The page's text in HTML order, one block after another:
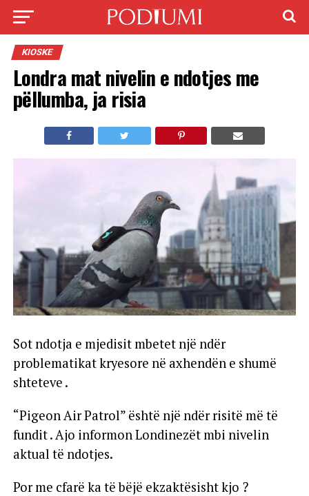
KIOSKE
Londra mat nivelin e ndotjes me
pëllumba, ja risia
Sot ndotja e mjedisit mbetet një ndër
problematikat kryesore në axhendën e shumë
shteteve .
“Pigeon Air Patrol” është një ndër risitë më të
fundit . Ajo informon Londinezët mbi nivelin
aktual të ndotjes.
Por me cfarë ka të bëjë ekzaktësisht kjo ?